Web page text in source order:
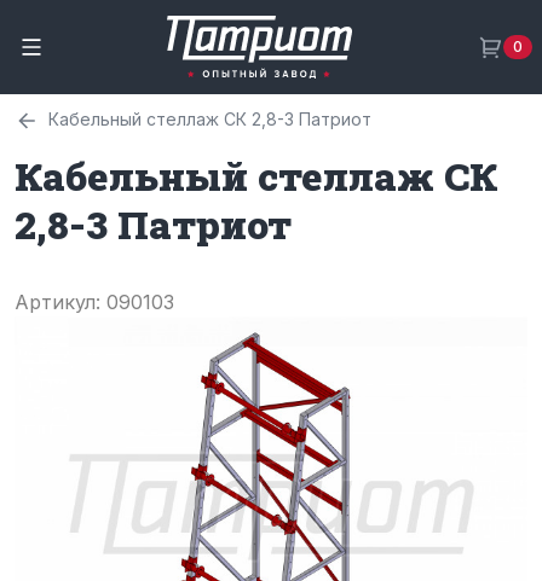
0
Кабельный стеллаж СК 2,8-3 Патриот
Кабельный стеллаж СК
2,8-3 Патриот
Артикул: 090103